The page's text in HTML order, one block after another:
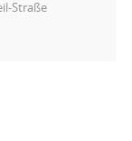
Straße